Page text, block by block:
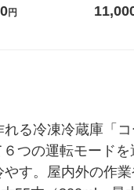
本入）ラベルレス
オシ） オリジナル
円
堂 おま
る冷凍冷蔵庫「
つの運転モード
す。屋内外の作